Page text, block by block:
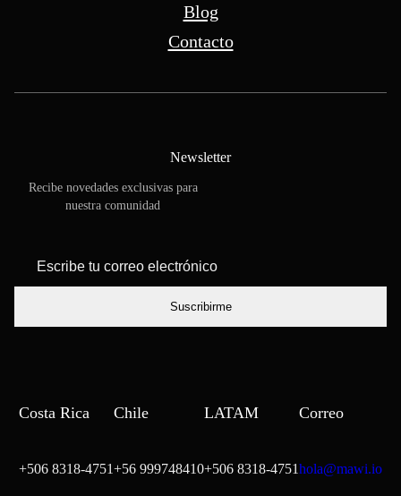
Newsletter
Recibe novedades exclusivas para
nuestra comunidad
correo
Costa Rica
+506 8318-4751
Chile
+56 999748410
LATAM
+506 8318-4751
Correo
hola@mawi.io
Blog
Contacto